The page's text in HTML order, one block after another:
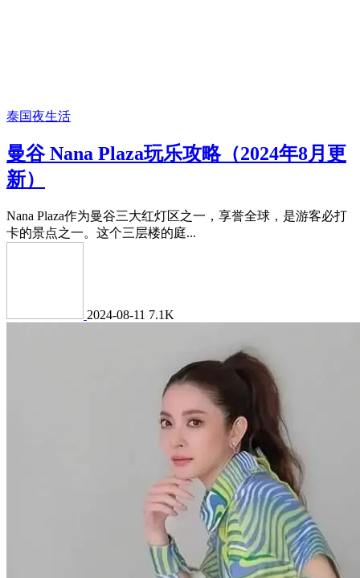
泰国夜生活
曼谷 Nana Plaza玩乐攻略（2024年8月更
新）
Nana Plaza作为曼谷三大红灯区之一，享誉全球，是游客必打
卡的景点之一。这个三层楼的庭...
2024-08-11 7.1K